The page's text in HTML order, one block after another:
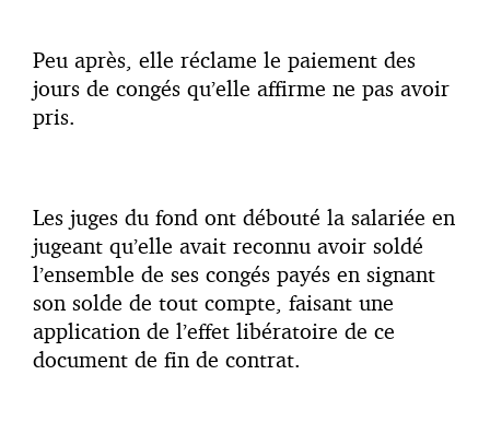
Peu après, elle réclame le paiement des
jours de congés qu’elle affirme ne pas avoir
pris.
Les juges du fond ont débouté la salariée en
jugeant qu’elle avait reconnu avoir soldé
l’ensemble de ses congés payés en signant
son solde de tout compte, faisant une
application de l’effet libératoire de ce
document de fin de contrat.